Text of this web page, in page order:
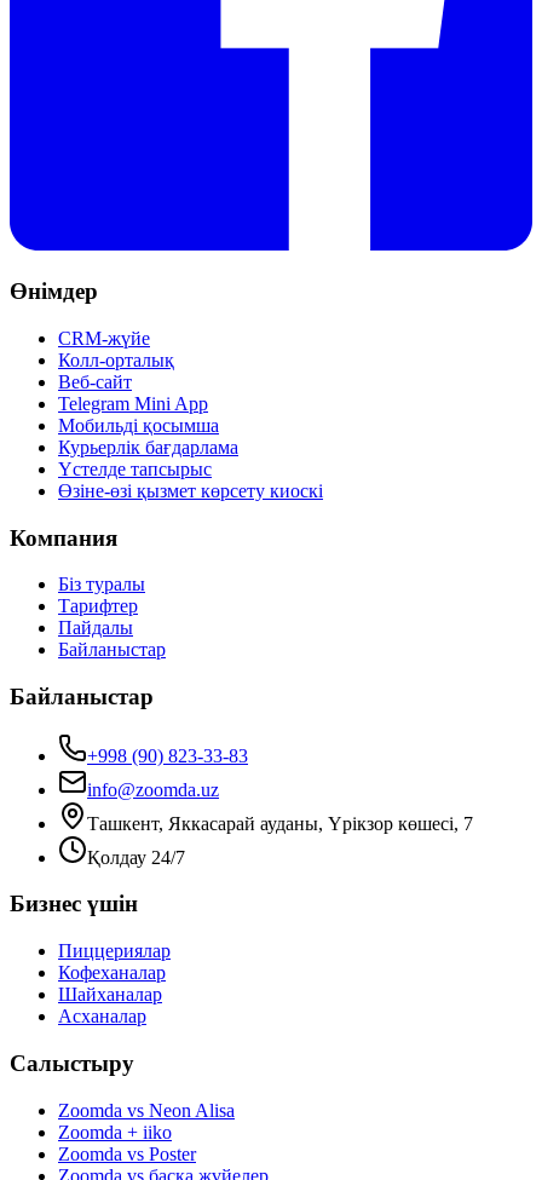
Өнімдер
CRM-жүйе
Колл-орталық
Веб-сайт
Telegram Mini App
Мобильді қосымша
Курьерлік бағдарлама
Үстелде тапсырыс
Өзіне-өзі қызмет көрсету киоскі
Компания
Біз туралы
Тарифтер
Пайдалы
Байланыстар
Байланыстар
+998 (90) 823-33-83
info@zoomda.uz
Ташкент, Яккасарай ауданы, Үрікзор көшесі, 7
Қолдау 24/7
Бизнес үшін
Пиццериялар
Кофеханалар
Шайханалар
Асханалар
Салыстыру
Zoomda vs Neon Alisa
Zoomda + iiko
Zoomda vs Poster
Zoomda vs басқа жүйелер